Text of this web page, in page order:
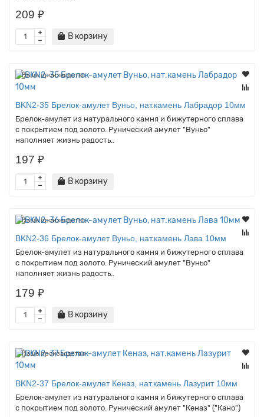
209 ₽
В корзину
Наше производство
BKN2-35 Брелок-амулет Вуньо, нат.камень Лабрадор 10мм
Брелок-амулет из натурального камня и бижутерного сплава
с покрытием под золото. Рунический амулет "Вуньо"
наполняет жизнь радость..
197 ₽
В корзину
Наше производство
BKN2-36 Брелок-амулет Вуньо, нат.камень Лава 10мм
Брелок-амулет из натурального камня и бижутерного сплава
с покрытием под золото. Рунический амулет "Вуньо"
наполняет жизнь радость..
179 ₽
В корзину
Наше производство
BKN2-37 Брелок-амулет Кеназ, нат.камень Лазурит 10мм
Брелок-амулет из натурального камня и бижутерного сплава
с покрытием под золото. Рунический амулет "Кеназ" ("Кано")